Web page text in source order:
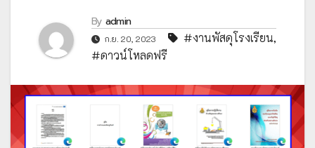
By admin
ก.ย. 20, 2023 #งานพัสดุโรงเรียน,
#ดาวน์โหลดฟรี